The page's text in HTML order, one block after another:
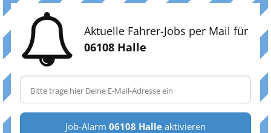
Aktuelle Fahrer-Jobs per Mail für
06108 Halle
Job-Alarm 06108 Halle aktivieren